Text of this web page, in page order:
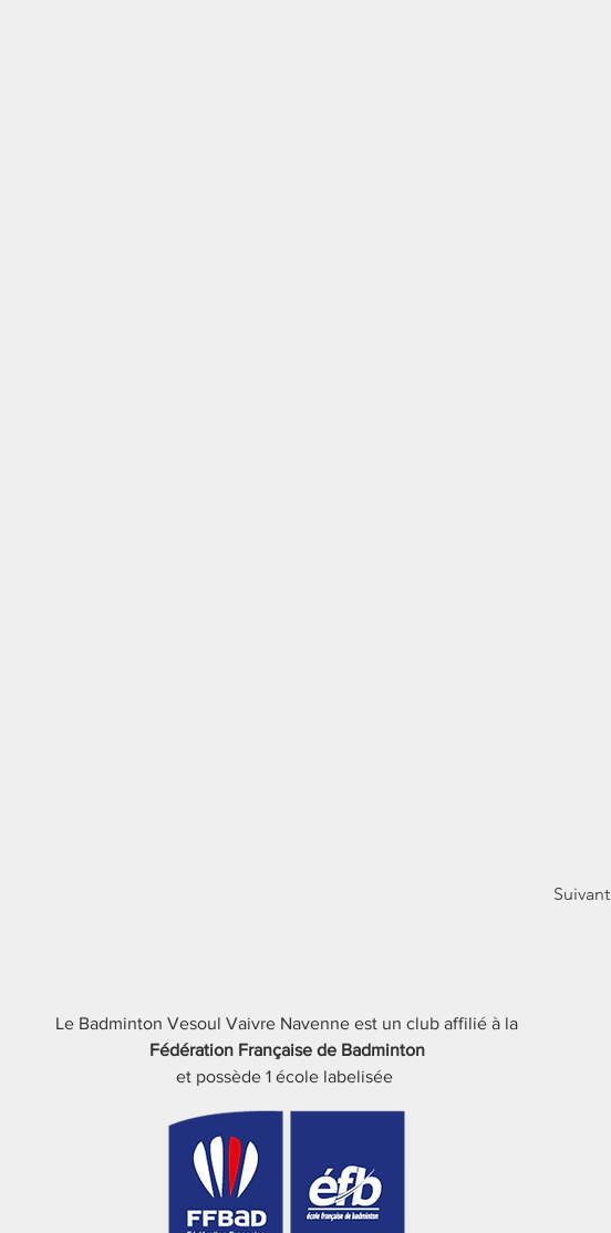
Suivant
Le Badminton Vesoul Vaivre Navenne est un club affilié à la
Fédération Française de Badminton​
et possède 1 école labelisée